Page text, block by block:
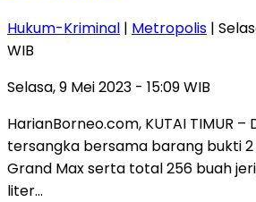
Hukum-Kriminal | Metropolis |
WIB
Selasa, 9 Mei 2023 - 15:09 WIB
HarianBorneo.com, KUTAI TIMUR –
tersangka bersama barang bukti 2
Grand Max serta total 256 buah
liter…